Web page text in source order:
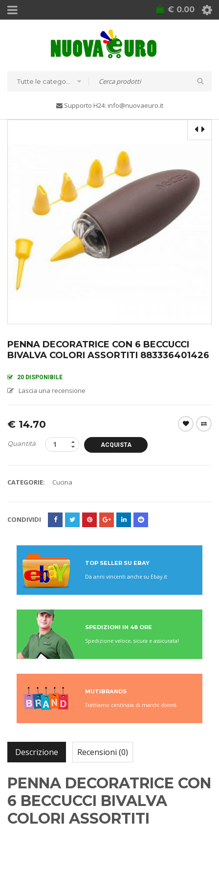
€ 0.00
Supporto H24: info@nuovaeuro.it
PENNA DECORATRICE CON 6 BECCUCCI
BIVALVA COLORI ASSORTITI 883336401426
20 DISPONIBILE
Lascia una recensione
€ 14.70
Quantità ACQUISTA
CATEGORIE: Cucina
CONDIVIDI
TOP SELLER SU EBAY
Da anni vincenti anche su Ebay.it
SPEDIZIONI IN 48 ORE
Spedizione veloce, sicura e assicurata!
MUTIBRANDS
Trattiamo centinaia di marchi diversi.
Descrizione Recensioni (0)
PENNA DECORATRICE CON
6 BECCUCCI BIVALVA
COLORI ASSORTITI